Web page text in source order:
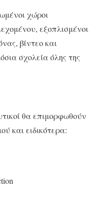
χώροι
εξοπλισμένοι
βίντεο και
σχολεία όλης της
θα επιμορφωθούν
και ειδικότερα: